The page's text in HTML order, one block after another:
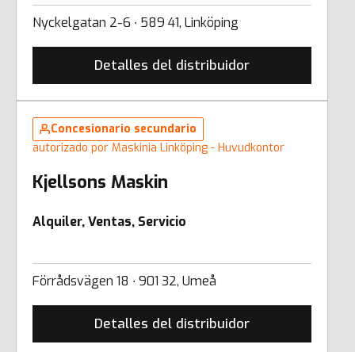
Nyckelgatan 2-6 ∙ 589 41, Linköping
Detalles del distribuidor
Concesionario secundario
autorizado por Maskinia Linköping - Huvudkontor
Kjellsons Maskin
Alquiler, Ventas, Servicio
Förrådsvägen 18 ∙ 901 32, Umeå
Detalles del distribuidor